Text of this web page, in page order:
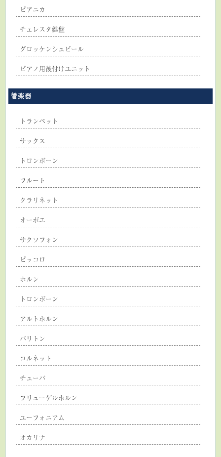
ピアニカ
チェレスタ鍵盤
グロッケンシュピール
ピアノ用後付けユニット
管楽器
トランペット
サックス
トロンボーン
フルート
クラリネット
オーボエ
サクソフォン
ピッコロ
ホルン
トロンボーン
アルトホルン
バリトン
コルネット
チューバ
フリューゲルホルン
ユーフォニアム
オカリナ